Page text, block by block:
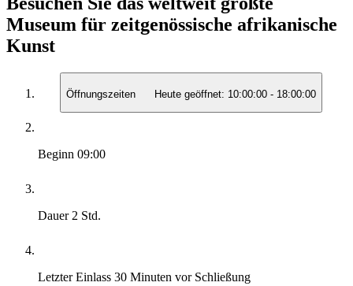
Museum für zeitgenössische afrikanische
Kunst
Öffnungszeiten Heute geöffnet: 10:00:00 - 18:00:00
Beginn 09:00
Dauer2 Std.
Letzter Einlass 30 Minuten vor Schließung